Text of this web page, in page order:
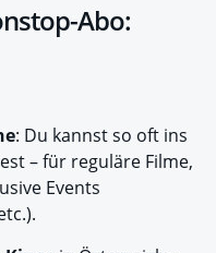
Abo:
: Du kannst so oft ins
– für reguläre Filme,
Events